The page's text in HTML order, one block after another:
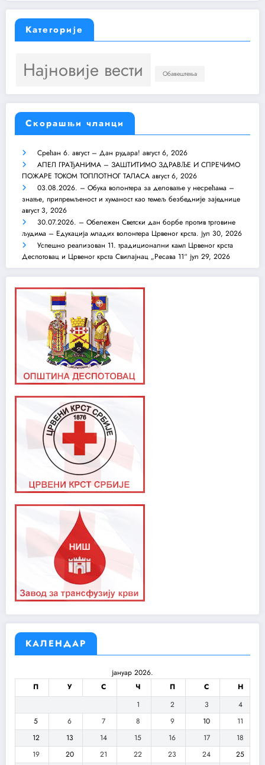
Категорије
Најновије вести Обавештења
Скорашњи чланци
Срећан 6. август – Дан рудара! август 6, 2026
АПЕЛ ГРАЂАНИМА – ЗАШТИТИМО ЗДРАВЉЕ И СПРЕЧИМО
ПОЖАРЕ ТОКОМ ТОПЛОТНОГ ТАЛАСА август 6, 2026
03.08.2026. – Обука волонтера за деловање у несрећама –
знање, припремљеност и хуманост као темељ безбедније заједнице
август 3, 2026
30.07.2026. – Обележен Светски дан борбе против трговине
људима – Едукација младих волонтера Црвеног крста. јул 30, 2026
Успешно реализован 11. традиционални камп Црвеног крста
Деспотовац и Црвеног крста Свилајнац „Ресава 11“ јул 29, 2026
КАЛЕНДАР
јануар 2026.
П
У С Ч П С
Н
1
2 3
4
5
6 7 8 9 10
11
12
13 14 15 16 17
18
19
20 21 22 23 24
25